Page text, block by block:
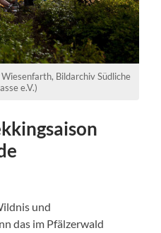
Bildarchiv Südliche
e.V.)
und
das im Pfälzerwald